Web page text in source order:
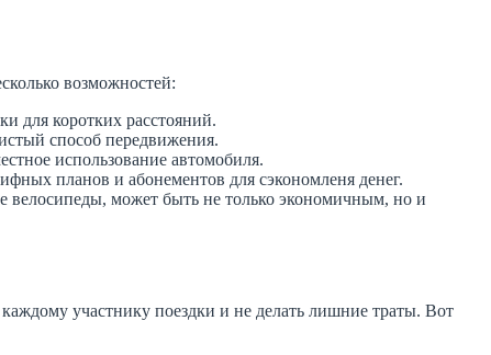
возможностей:
для коротких расстояний.
способ передвижения.
использование автомобиля.
планов и абонементов для сэкономленя денег.
велосипеды, может быть не только экономичным, но и
участнику поездки и не делать лишние траты. Вот